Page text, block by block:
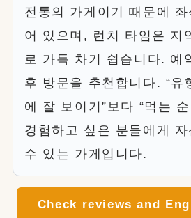
전통의 가게이기 때문에 좌
어 있으며, 런치 타임은 지
로 가득 차기 쉽습니다. 예
후 방문을 추천합니다. “유
에 잘 보이기”보다 “먹는
경험하고 싶은 분들에게
수 있는 가게입니다.
Check reviews and